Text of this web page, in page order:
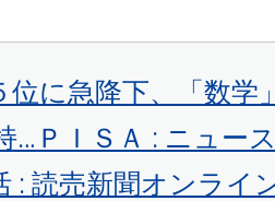
位に急降下、「数学
…ＰＩＳＡ : ニュー
: 読売新聞オンライ